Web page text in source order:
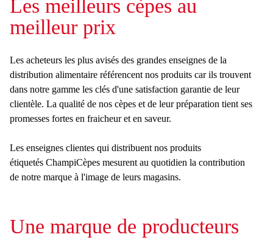
r
c
h
e
Les meilleurs cèpes au
meilleur prix
Les acheteurs les plus avisés des grandes enseignes de la
distribution alimentaire référencent nos produits car ils trouvent
dans notre gamme les clés d'une satisfaction garantie de leur
clientèle. La qualité de nos cèpes et de leur préparation tient ses
promesses fortes en fraicheur et en saveur.
Les enseignes clientes qui distribuent nos produits
étiquetés ChampiCèpes mesurent au quotidien la contribution
de notre marque à l'image de leurs magasins.
Une marque de producteurs